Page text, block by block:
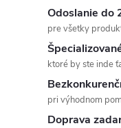
Odoslanie do
pre všetky
ktoré by ste inde
pri výhodnom
Doprava